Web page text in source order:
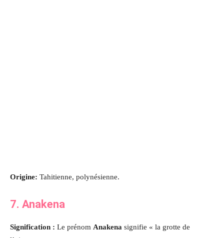
Origine: Tahitienne, polynésienne.
7. Anakena
Signification : Le prénom Anakena signifie « la grotte de